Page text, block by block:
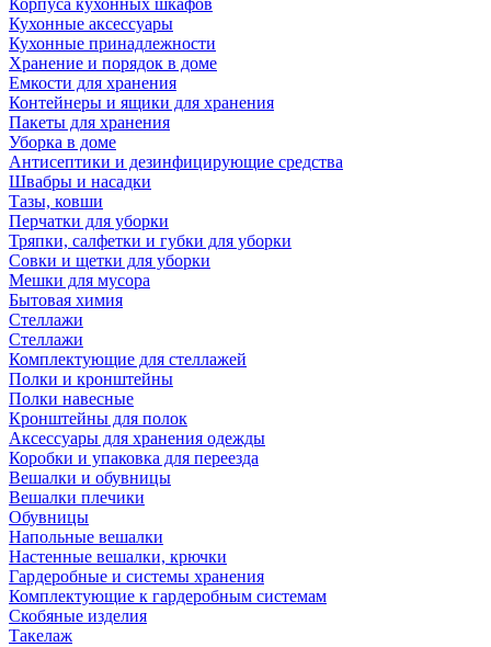
Корпуса кухонных шкафов
Кухонные аксессуары
Кухонные принадлежности
Хранение и порядок в доме
Емкости для хранения
Контейнеры и ящики для хранения
Пакеты для хранения
Уборка в доме
Антисептики и дезинфицирующие средства
Швабры и насадки
Тазы, ковши
Перчатки для уборки
Тряпки, салфетки и губки для уборки
Совки и щетки для уборки
Мешки для мусора
Бытовая химия
Стеллажи
Стеллажи
Комплектующие для стеллажей
Полки и кронштейны
Полки навесные
Кронштейны для полок
Аксессуары для хранения одежды
Коробки и упаковка для переезда
Вешалки и обувницы
Вешалки плечики
Обувницы
Напольные вешалки
Настенные вешалки, крючки
Гардеробные и системы хранения
Комплектующие к гардеробным системам
Скобяные изделия
Такелаж